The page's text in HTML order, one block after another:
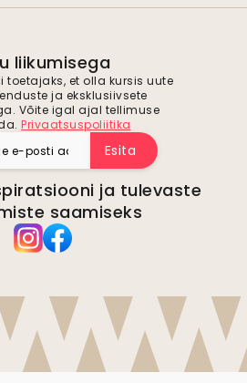
liikumisega
toetajaks, et olla kursis uute
ja eksklusiivsete
Võite igal ajal tellimuse
Privaatsuspoliitika
Esita
ja tulevaste
saamiseks